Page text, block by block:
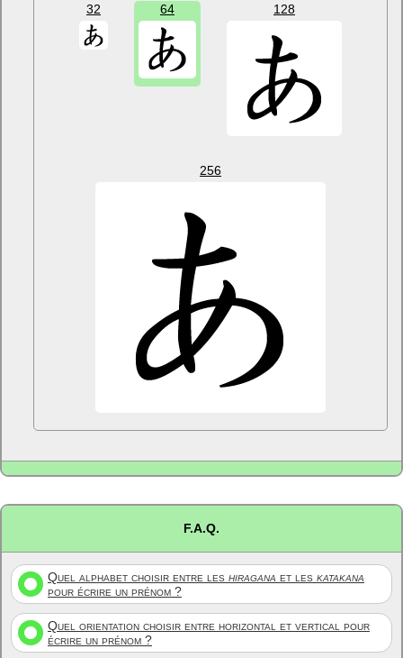
32 64 128
256
F.A.Q.
Quel alphabet choisir entre les hiragana et les katakana
pour écrire un prénom ?
Quel orientation choisir entre horizontal et vertical pour
écrire un prénom ?